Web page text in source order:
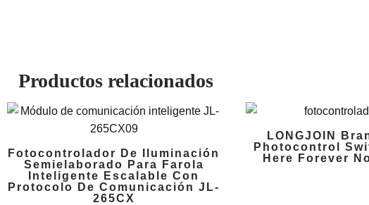
Productos relacionados
Fotocontrolador De Iluminación
Semielaborado Para Farola
Inteligente Escalable Con
Protocolo De Comunicación JL-
265CX
LONGJOIN
Photocontrol
Here Forever